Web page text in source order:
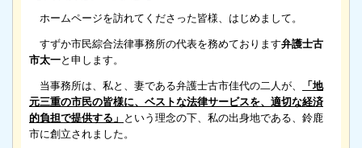
ホームページを訪れてくださった皆様、はじめまして。
すずか市民綜合法律事務所の代表を務めております弁護士古
市太一と申します。
当事務所は、私と、妻である弁護士古市佳代の二人が、
「地
元三重の市民の皆様に、ベストな法律サービスを、適切な経済
的負担で提供する」 という理念の下、私の出身地である、鈴鹿
市に創立されました。